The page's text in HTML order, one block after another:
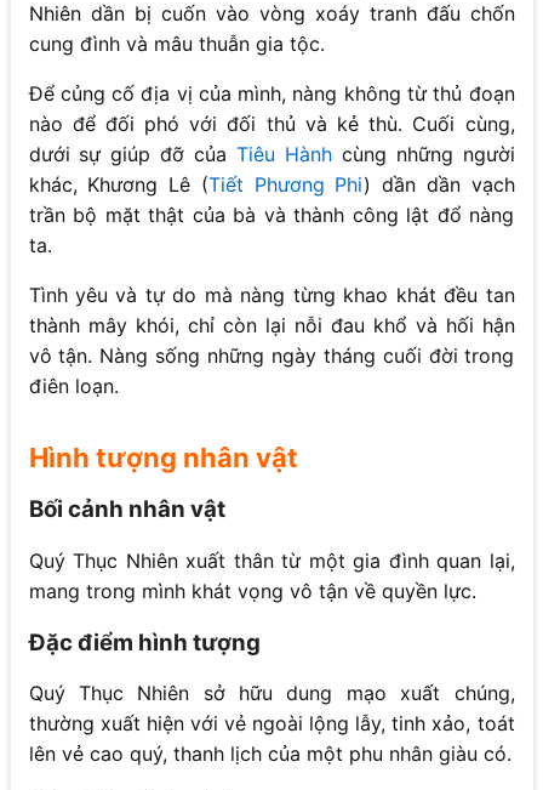
Nhiên dần bị cuốn vào vòng xoáy tranh đấu chốn
cung đình và mâu thuẫn gia tộc.
Để củng cố địa vị của mình, nàng không từ thủ đoạn
nào để đối phó với đối thủ và kẻ thù. Cuối cùng,
dưới sự giúp đỡ của Tiêu Hànhcùng những người
khác, Khương Lê (Tiết Phương Phi) dần dần vạch
trần bộ mặt thật của bà và thành công lật đổ nàng
ta.
Tình yêu và tự do mà nàng từng khao khát đều tan
thành mây khói, chỉ còn lại nỗi đau khổ và hối hận
vô tận. Nàng sống những ngày tháng cuối đời trong
điên loạn.
Hình tượng nhân vật
Bối cảnh nhân vật
Quý Thục Nhiên xuất thân từ một gia đình quan lại,
mang trong mình khát vọng vô tận về quyền lực.
Đặc điểm hình tượng
Quý Thục Nhiên sở hữu dung mạo xuất chúng,
thường xuất hiện với vẻ ngoài lộng lẫy, tinh xảo, toát
lên vẻ cao quý, thanh lịch của một phu nhân giàu có.